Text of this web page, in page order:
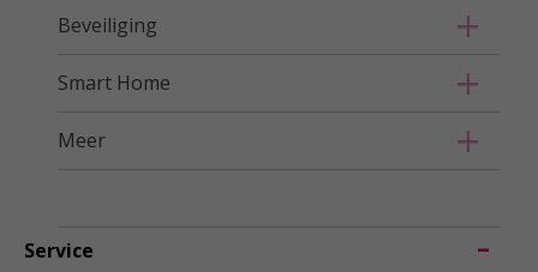
Beveiliging
Smart Home
Meer
Service